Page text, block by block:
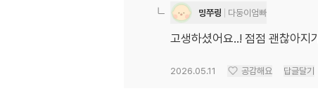
밍쭈링 다둥이엄빠
고생하셨어요..! 점점 괜찮아지
2026.05.11 공감해요 답글달기